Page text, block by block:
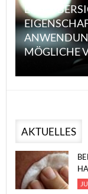
EINE
MÖGLICHE
AKTUELLES